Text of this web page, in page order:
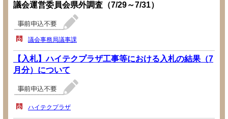
議会運営委員会県外調査（7/29～7/31）
議会事務局議事課
【入札】ハイテクプラザ工事等における入札の結果（7
月分）について
ハイテクプラザ